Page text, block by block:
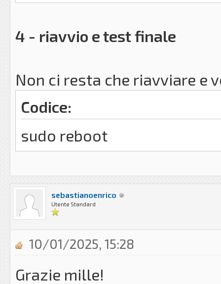
4 - riavvio e test finale
Non ci resta che riavviare e
Codice:
sudo reboot
sebastianoenrico
Utente Standard
10/01/2025, 15:28
Grazie mille!